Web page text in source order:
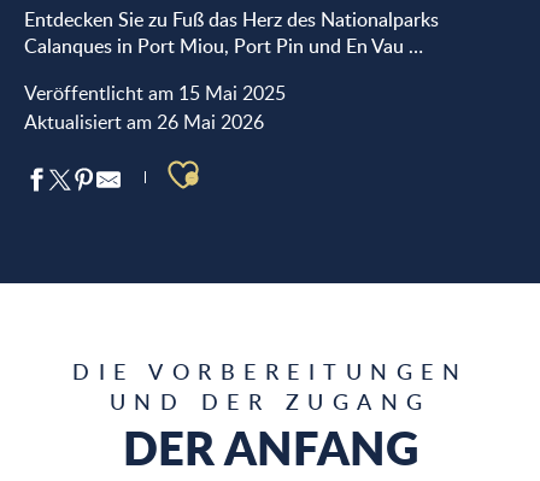
Entdecken Sie zu Fuß das Herz des Nationalparks
Calanques in Port Miou, Port Pin und En Vau …
Veröffentlicht am 15 Mai 2025
Aktualisiert am 26 Mai 2026
Ajouter aux favoris
DIE VORBEREITUNGEN
UND DER ZUGANG
DER ANFANG